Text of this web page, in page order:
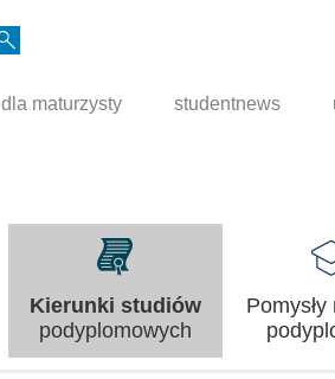
dla maturzysty studentnews
Kierunki studiów
podyplomowych